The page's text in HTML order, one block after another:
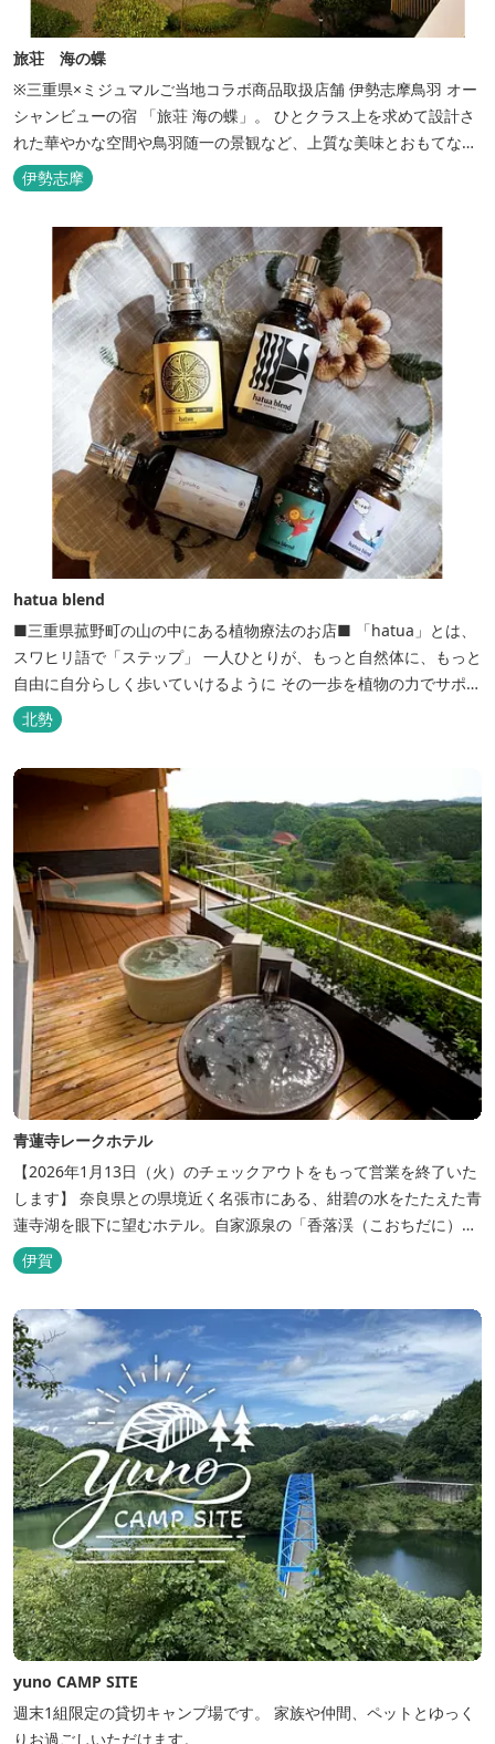
旅荘 海の蝶
※三重県×ミジュマルご当地コラボ商品取扱店舗 伊勢志摩鳥羽 オー
シャンビューの宿 「旅荘 海の蝶」。 ひとクラス上を求めて設計さ
れた華やかな空間や鳥羽随一の景観など、上質な美味とおもてなし
をお約束します。 海の蝶ならではのゆとりの休日をお過ごし下さい
ませ。
伊勢志摩
hatua blend
■三重県菰野町の山の中にある植物療法のお店■ 「hatua」とは、
スワヒリ語で「ステップ」 一人ひとりが、もっと自然体に、もっと
自由に自分らしく歩いていけるように その一歩を植物の力でサポー
トしたいという思いから生まれたお店。 黄土スチームよもぎ蒸しや
アロマの調合、季節の養生講座、アロマ講座、腸活講座、ワークシ
ョップ、イベント出店 植物を通して身体と心を整えよう！をテーマ
北勢
青蓮寺レークホテル
【2026年1月13日（火）のチェックアウトをもって営業を終了いた
します】 奈良県との県境近く名張市にある、紺碧の水をたたえた青
蓮寺湖を眼下に望むホテル。自家源泉の「香落渓（こおちだに）温
泉」は天然アルカリ泉。露天風呂から眺める湖は、遮るものがな
く、絶景と評判です。
伊賀
yuno CAMP SITE
週末1組限定の貸切キャンプ場です。 家族や仲間、ペットとゆっく
りお過ごしいただけます。